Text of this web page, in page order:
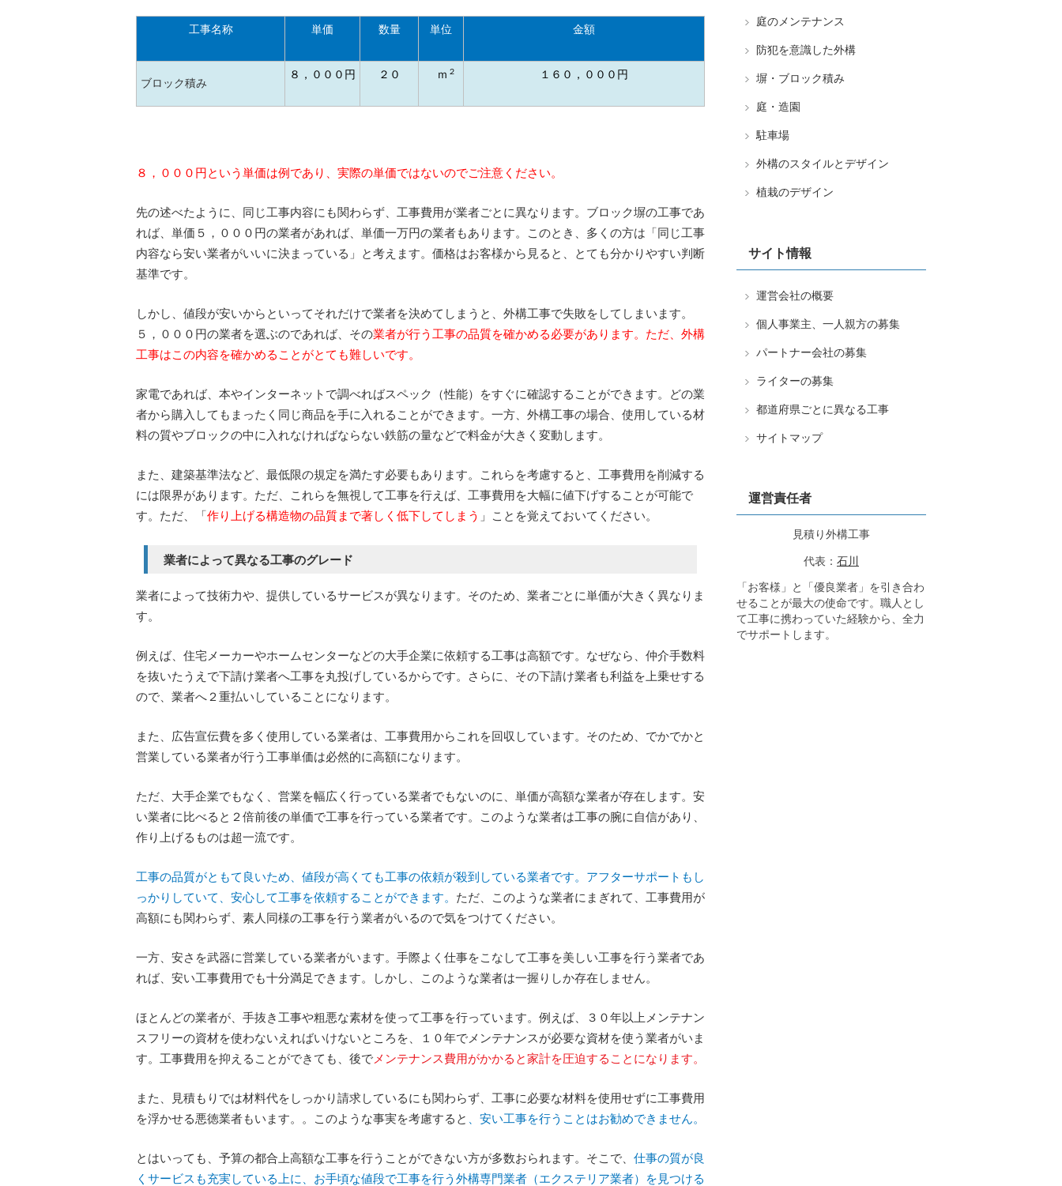
工事名称 単価 数量 単位 金額
ブロック積み
８，０００円 ２０ ｍ ２ １６０，０００円
８，０００円という単価は例であり、実際の単価ではないのでご注意ください。
先の述べたように、同じ工事内容にも関わらず、工事費用が業者ごとに異なります。ブロック塀の工事であ
れば、単価５，０００円の業者があれば、単価一万円の業者もあります。このとき、多くの方は「同じ工事
内容なら安い業者がいいに決まっている」と考えます。価格はお客様から見ると、とても分かりやすい判断
基準です。
しかし、値段が安いからといってそれだけで業者を決めてしまうと、外構工事で失敗をしてしまいます。
５，０００円の業者を選ぶのであれば、その業者が行う工事の品質を確かめる必要があります。ただ、外構
工事はこの内容を確かめることがとても難しいです。
家電であれば、本やインターネットで調べればスペック（性能）をすぐに確認することができます。どの業
者から購入してもまったく同じ商品を手に入れることができます。一方、外構工事の場合、使用している材
料の質やブロックの中に入れなければならない鉄筋の量などで料金が大きく変動します。
また、建築基準法など、最低限の規定を満たす必要もあります。これらを考慮すると、工事費用を削減する
には限界があります。ただ、これらを無視して工事を行えば、工事費用を大幅に値下げすることが可能で
す。ただ、「作り上げる構造物の品質まで著しく低下してしまう 」ことを覚えておいてください。
業者によって異なる工事のグレード
業者によって技術力や、提供しているサービスが異なります。そのため、業者ごとに単価が大きく異なりま
す。
例えば、住宅メーカーやホームセンターなどの大手企業に依頼する工事は高額です。なぜなら、仲介手数料
を抜いたうえで下請け業者へ工事を丸投げしているからです。さらに、その下請け業者も利益を上乗せする
ので、業者へ２重払いしていることになります。
また、広告宣伝費を多く使用している業者は、工事費用からこれを回収しています。そのため、でかでかと
営業している業者が行う工事単価は必然的に高額になります。
ただ、大手企業でもなく、営業を幅広く行っている業者でもないのに、単価が高額な業者が存在します。安
い業者に比べると２倍前後の単価で工事を行っている業者です。このような業者は工事の腕に自信があり、
作り上げるものは超一流です。
工事の品質がともて良いため、値段が高くても工事の依頼が殺到している業者です。アフターサポートもし
っかりしていて、安心して工事を依頼することができます。 ただ、このような業者にまぎれて、工事費用が
高額にも関わらず、素人同様の工事を行う業者がいるので気をつけてください。
一方、安さを武器に営業している業者がいます。手際よく仕事をこなして工事を美しい工事を行う業者であ
れば、安い工事費用でも十分満足できます。しかし、このような業者は一握りしか存在しません。
ほとんどの業者が、手抜き工事や粗悪な素材を使って工事を行っています。例えば、３０年以上メンテナン
スフリーの資材を使わないえればいけないところを、１０年でメンテナンスが必要な資材を使う業者がいま
す。工事費用を抑えることができても、後で メンテナンス費用がかかると家計を圧迫することになります。
また、見積もりでは材料代をしっかり請求しているにも関わらず、工事に必要な材料を使用せずに工事費用
を浮かせる悪徳業者もいます。。このような事実を考慮すると
、安い工事を行うことはお勧めできません。
とはいっても、予算の都合上高額な工事を行うことができない方が多数おられます。そこで、 仕事の質が良
くサービスも充実している上に、お手頃な値段で工事を行う外構専門業者（エクステリア業者）を見つける
庭のメンテナンス
防犯を意識した外構
塀・ブロック積み
庭・造園
駐車場
外構のスタイルとデザイン
植栽のデザイン
サイト情報
運営会社の概要
個人事業主、一人親方の募集
パートナー会社の募集
ライターの募集
都道府県ごとに異なる工事
サイトマップ
運営責任者
見積り外構工事
代表： 石川
「お客様」と「優良業者」を引き合わ
せることが最大の使命です。職人とし
て工事に携わっていた経験から、全力
でサポートします。